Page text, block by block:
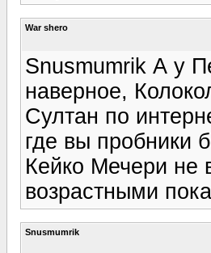
War shero
Snusmumrik А у
наверное,
Султан по
где вы пробники
Кейко Мечери не
возрастными
Snusmumrik